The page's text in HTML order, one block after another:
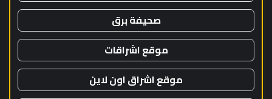
صحيفة برق
موقع اشراقات
موقع اشراق اون لاين